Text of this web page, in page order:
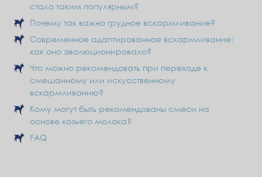
стало таким популярным?
Почему так важно грудное вскармливание?
Современное адаптированное вскармливание:
как оно эволюционировало?
Что можно рекомендовать при переходе к
смешанному или искусственному
вскармливанию?
Кому могут быть рекомендованы смеси на
основе козьего молока?
FAQ